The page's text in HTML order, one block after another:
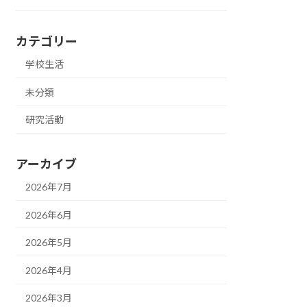
カテゴリー
学校生活
未分類
研究活動
アーカイブ
2026年7月
2026年6月
2026年5月
2026年4月
2026年3月